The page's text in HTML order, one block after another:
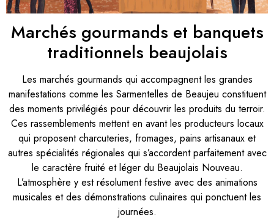
Marchés gourmands et banquets
traditionnels beaujolais
Les marchés gourmands qui accompagnent les grandes
manifestations comme les Sarmentelles de Beaujeu constituent
des moments privilégiés pour découvrir les produits du terroir.
Ces rassemblements mettent en avant les producteurs locaux
qui proposent charcuteries, fromages, pains artisanaux et
autres spécialités régionales qui s’accordent parfaitement avec
le caractère fruité et léger du Beaujolais Nouveau.
L’atmosphère y est résolument festive avec des animations
musicales et des démonstrations culinaires qui ponctuent les
journées.